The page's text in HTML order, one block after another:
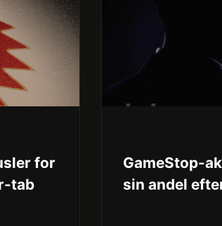
for
tab
GameStop-
sin andel